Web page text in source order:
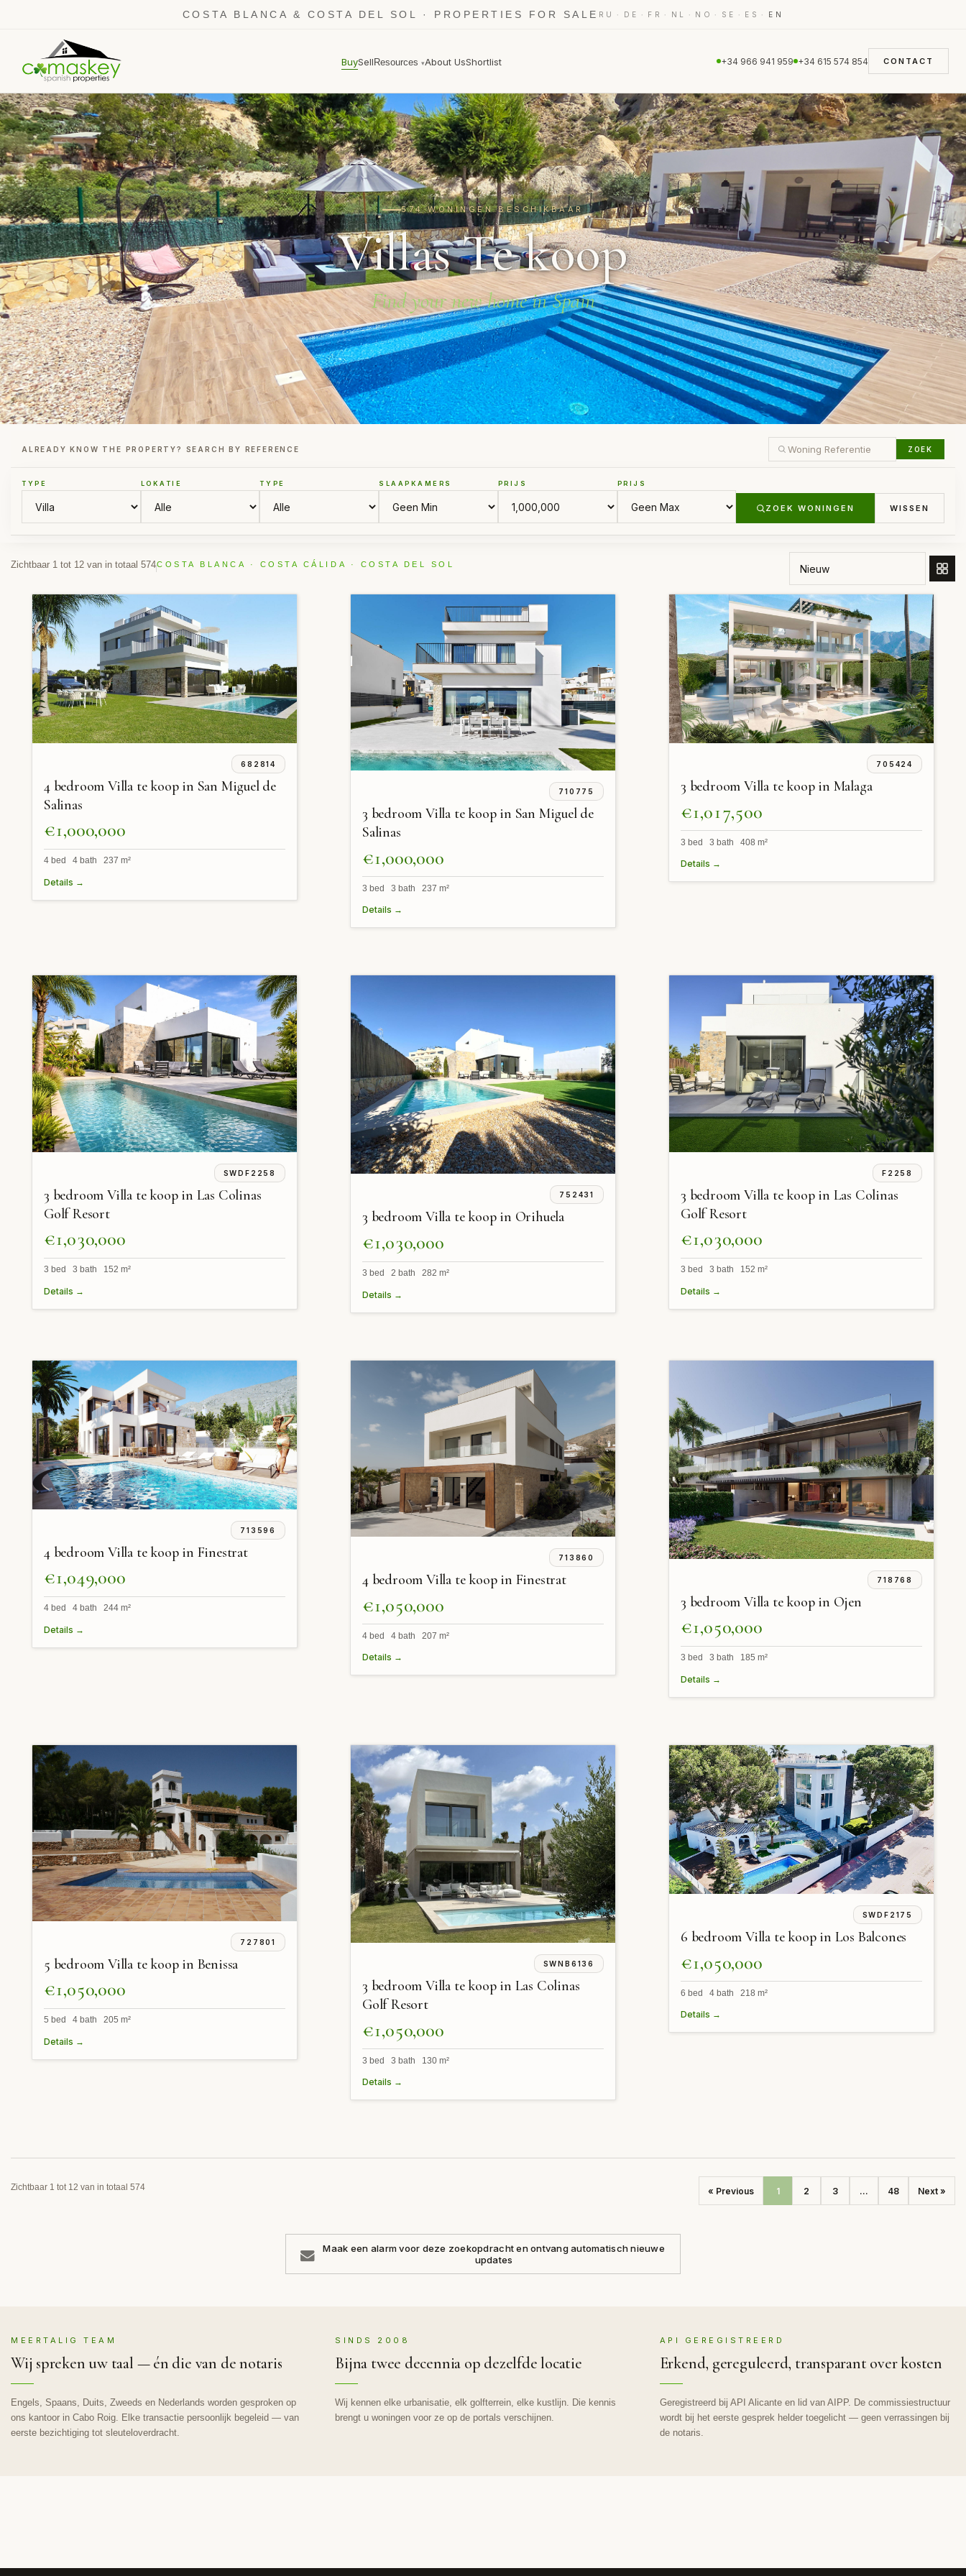
COSTA BLANCA & COSTA DEL SOL · PROPERTIES FOR SALE RU · DE · FR · NL · NO · SE · ES · EN
BuySellResources▾About UsShortlist +34 966 941 959 +34 615 574 854 CONTACT
574 WONINGEN BESCHIKBAAR
Villas Te koop
Find your new home in Spain
ALREADY KNOW THE PROPERTY? SEARCH BY REFERENCE ZOEK
TYPE LOKATIE TYPE SLAAPKAMERS PRIJS PRIJS
ZOEK WONINGEN WISSEN
Zichtbaar 1 tot 12 van in totaal 574COSTA BLANCA · COSTA CÁLIDA · COSTA DEL SOL
SORTEER OP
682814
4 bedroom Villa te koop in San Miguel de
Salinas
€1,000,000
4 bed 4 bath 237 m²
Details →
710775
3 bedroom Villa te koop in San Miguel de
Salinas
€1,000,000
3 bed 3 bath 237 m²
Details →
705424
3 bedroom Villa te koop in Malaga
€1,017,500
3 bed 3 bath 408 m²
Details →
SWDF2258
3 bedroom Villa te koop in Las Colinas
Golf Resort
€1,030,000
3 bed 3 bath 152 m²
Details →
752431
3 bedroom Villa te koop in Orihuela
€1,030,000
3 bed 2 bath 282 m²
Details →
F2258
3 bedroom Villa te koop in Las Colinas
Golf Resort
€1,030,000
3 bed 3 bath 152 m²
Details →
713596
4 bedroom Villa te koop in Finestrat
€1,049,000
4 bed 4 bath 244 m²
Details →
713860
4 bedroom Villa te koop in Finestrat
€1,050,000
4 bed 4 bath 207 m²
Details →
718768
3 bedroom Villa te koop in Ojen
€1,050,000
3 bed 3 bath 185 m²
Details →
727801
5 bedroom Villa te koop in Benissa
€1,050,000
5 bed 4 bath 205 m²
Details →
SWNB6136
3 bedroom Villa te koop in Las Colinas
Golf Resort
€1,050,000
3 bed 3 bath 130 m²
Details →
SWDF2175
6 bedroom Villa te koop in Los Balcones
€1,050,000
6 bed 4 bath 218 m²
Details →
Zichtbaar 1 tot 12 van in totaal 574 « Previous 1 2 3 ... 48 Next »
Maak een alarm voor deze zoekopdracht en ontvang automatisch nieuwe
updates
MEERTALIG TEAM
Wij spreken uw taal — én die van de notaris
Engels, Spaans, Duits, Zweeds en Nederlands worden gesproken op
ons kantoor in Cabo Roig. Elke transactie persoonlijk begeleid — van
eerste bezichtiging tot sleuteloverdracht.
SINDS 2008
Bijna twee decennia op dezelfde locatie
Wij kennen elke urbanisatie, elk golfterrein, elke kustlijn. Die kennis
brengt u woningen voor ze op de portals verschijnen.
API GEREGISTREERD
Erkend, gereguleerd, transparant over kosten
Geregistreerd bij API Alicante en lid van AIPP. De commissiestructuur
wordt bij het eerste gesprek helder toegelicht — geen verrassingen bij
de notaris.